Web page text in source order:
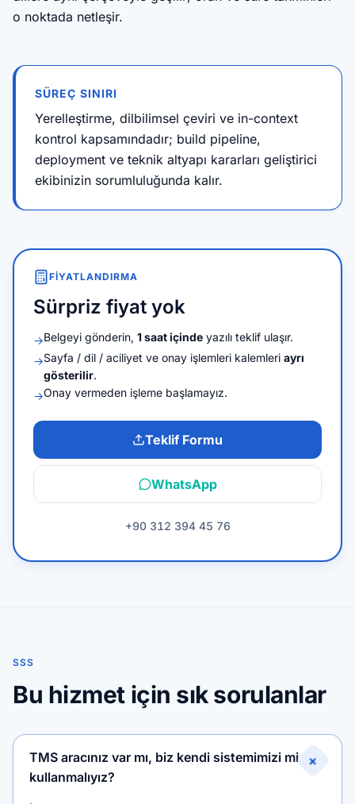
o noktada netleşir.
SÜREÇ SINIRI
Yerelleştirme, dilbilimsel çeviri ve in-context
kontrol kapsamındadır; build pipeline,
deployment ve teknik altyapı kararları geliştirici
ekibinizin sorumluluğunda kalır.
FIYATLANDIRMA
Sürpriz fiyat yok
→Belgeyi gönderin, 1 saat içinde yazılı teklif ulaşır.
→Sayfa / dil / aciliyet ve onay işlemleri kalemleri ayrı
gösterilir.
→Onay vermeden işleme başlamayız.
Teklif Formu
WhatsApp
+90 312 394 45 76
SSS
Bu hizmet için sık sorulanlar
TMS aracınız var mı, biz kendi sistemimizi mi
kullanmalıyız?
+